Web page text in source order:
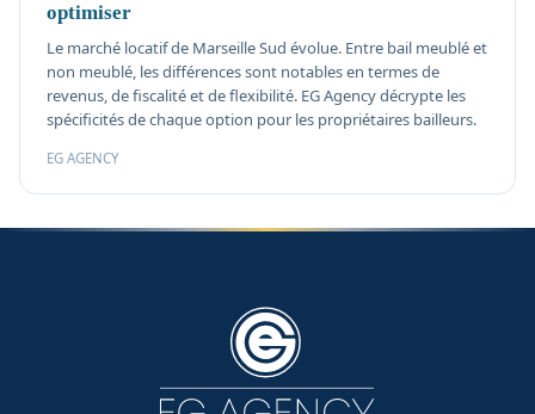
optimiser
Le marché locatif de Marseille Sud évolue. Entre bail meublé et
non meublé, les différences sont notables en termes de
revenus, de fiscalité et de flexibilité. EG Agency décrypte les
spécificités de chaque option pour les propriétaires bailleurs.
EG AGENCY